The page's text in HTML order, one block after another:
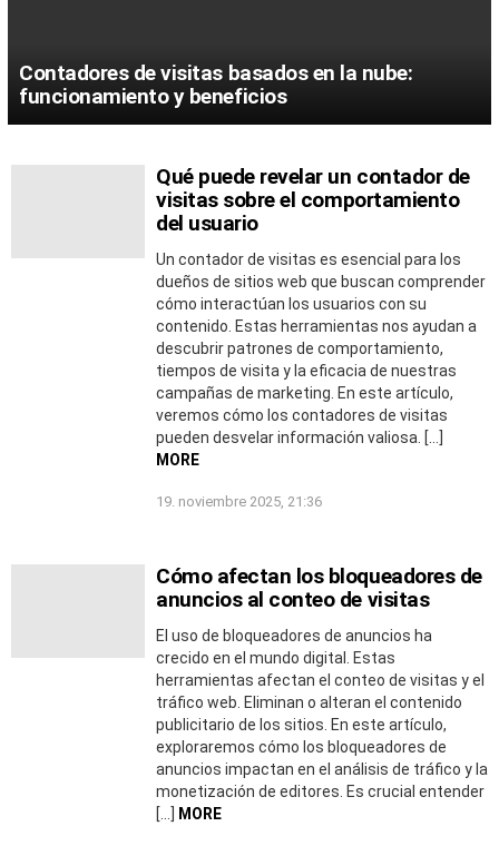
Contadores de visitas basados en la nube:
funcionamiento y beneficios
Qué puede revelar un contador de
visitas sobre el comportamiento
del usuario
Un contador de visitas es esencial para los
dueños de sitios web que buscan comprender
cómo interactúan los usuarios con su
contenido. Estas herramientas nos ayudan a
descubrir patrones de comportamiento,
tiempos de visita y la eficacia de nuestras
campañas de marketing. En este artículo,
veremos cómo los contadores de visitas
pueden desvelar información valiosa. […]
MORE
19. noviembre 2025, 21:36
Cómo afectan los bloqueadores de
anuncios al conteo de visitas
El uso de bloqueadores de anuncios ha
crecido en el mundo digital. Estas
herramientas afectan el conteo de visitas y el
tráfico web. Eliminan o alteran el contenido
publicitario de los sitios. En este artículo,
exploraremos cómo los bloqueadores de
anuncios impactan en el análisis de tráfico y la
monetización de editores. Es crucial entender
[…] MORE